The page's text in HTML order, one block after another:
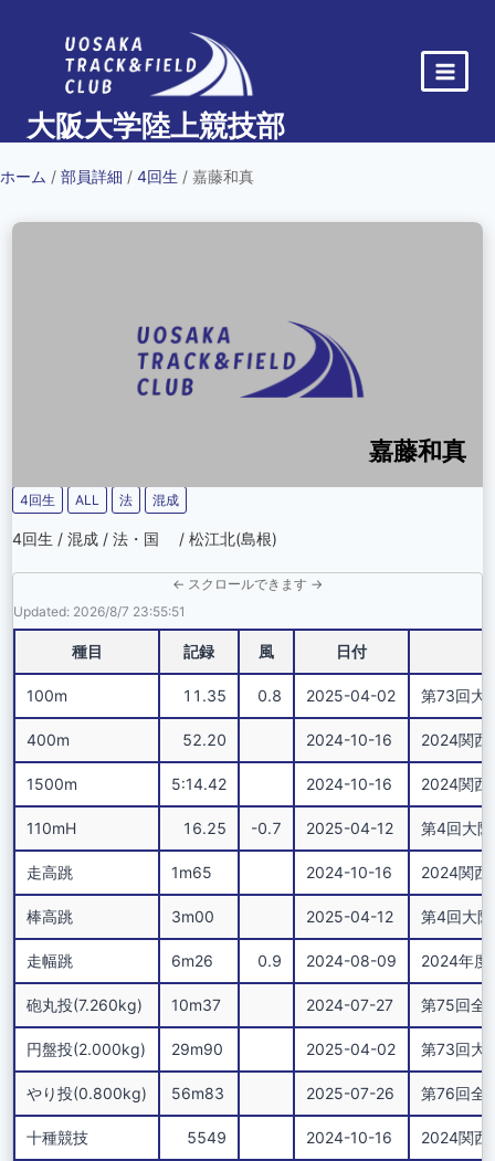
大阪大学陸上競技部
ホーム / 部員詳細 / 4回生 / 嘉藤和真
嘉藤和真
4回生 ALL 法 混成
4回生 / 混成 / 法・国 / 松江北(島根)
← スクロールできます →
Updated: 2026/8/7 23:55:51
種目 記録 風 日付
100m 11.35 0.8 2025-04-02 第73回大
400m 52.20 2024-10-16 2024関西
1500m 5:14.42 2024-10-16 2024関西
110mH 16.25 -0.7 2025-04-12 第4回大
走高跳 1m65 2024-10-16 2024関西
棒高跳 3m00 2025-04-12 第4回大
走幅跳 6m26 0.9 2024-08-09 2024年度
砲丸投(7.260kg) 10m37 2024-07-27 第75回全
円盤投(2.000kg) 29m90 2025-04-02 第73回大
やり投(0.800kg) 56m83 2025-07-26 第76回全
十種競技 5549 2024-10-16 2024関西